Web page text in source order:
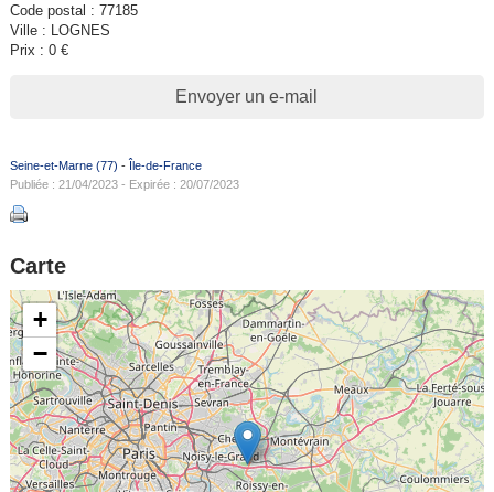
Code postal : 77185
Ville : LOGNES
Prix : 0 €
Envoyer un e-mail
Seine-et-Marne (77) - Île-de-France
Publiée : 21/04/2023 - Expirée : 20/07/2023
Carte
+
−